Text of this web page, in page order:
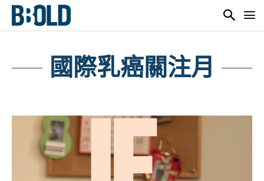
國際乳癌關注月